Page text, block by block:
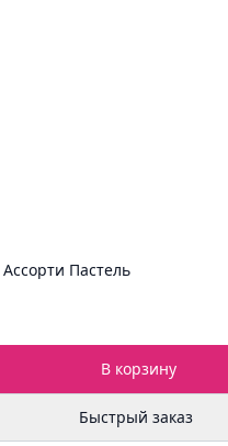
Пастель
В корзину
Быстрый заказ